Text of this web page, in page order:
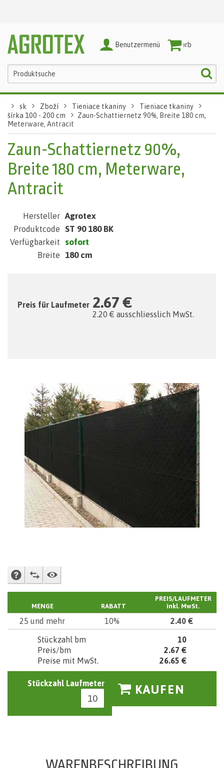
Warenkorb
Benutzermenü
sk Zboží Tieniace tkaniny
Tieniace tkaniny
šírka 100 - 200 cm
Zaun-Schattiernetz 90%, Breite 180 cm,
Meterware, Antracit
Zaun-Schattiernetz 90%,
Breite 180 cm, Meterware,
Antracit
Hersteller Agrotex
Produktcode ST 90 180 BK
Verfügbarkeit sofort
Breite 180 cm
Preis für Laufmeter 2.67 €
2.20 € ausschliesslich MwSt.
FRAGE NACH VERKÄUFER
ZUM VERGLEICHEN ZUSETZEN
MENGE RABATT
PREIS/LAUFMETER
inkl. MwSt.
25 und mehr 10% 2.40 €
Stückzahl bm
10
Preis/bm
2.67 €
Preise mit MwSt.
26.65 €
Stückzahl Laufmeter KAUFEN